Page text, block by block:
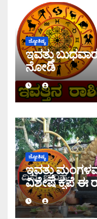
ಜ್ಯೋತಿಷ್ಯ
ಇವತ್ತು
ನೋಡಿ
ಜ್ಯೋತಿಷ್ಯ
ಇವತ್ತು
ವಿಶೇಷ ಕೃಪೆ
ಇಂದಿನ ರಾಶಿ